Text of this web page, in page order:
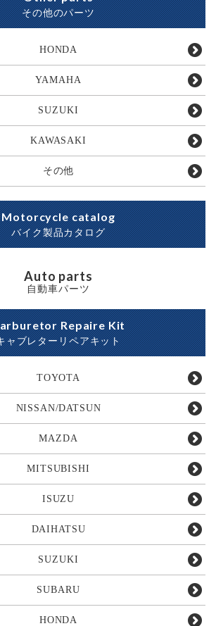
その他のパーツ
HONDA
YAMAHA
SUZUKI
KAWASAKI
その他
Motorcycle catalog
バイク製品カタログ
Auto parts
自動車パーツ
Repaire Kit
ャブレターリペアキット
TOYOTA
NISSAN/DATSUN
MAZDA
MITSUBISHI
ISUZU
DAIHATSU
SUZUKI
SUBARU
HONDA